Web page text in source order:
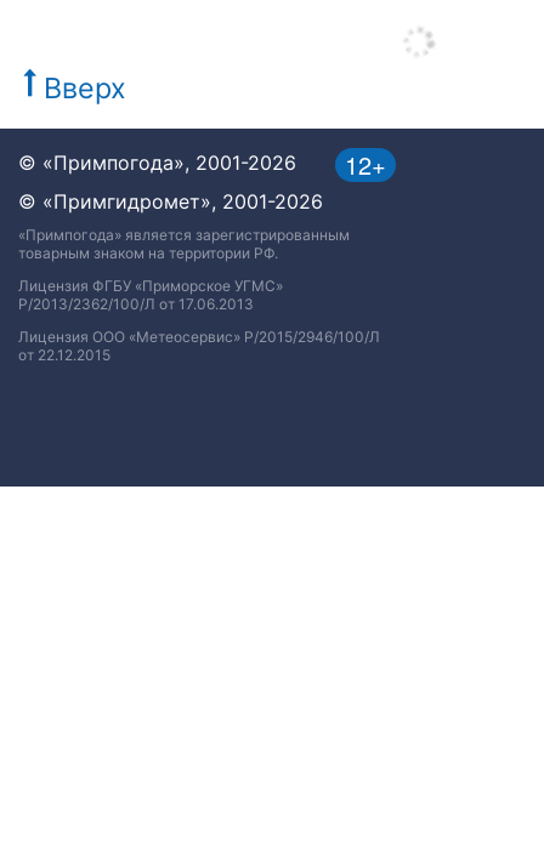
Вверх
12+
© «Примпогода», 2001-2026
© «Примгидромет», 2001-2026
«Примпогода» является зарегистрированным
товарным знаком на территории РФ.
Лицензия ФГБУ «Приморское УГМС»
Р/2013/2362/100/Л от 17.06.2013
Лицензия ООО «Метеосервис» Р/2015/2946/100/Л
от 22.12.2015